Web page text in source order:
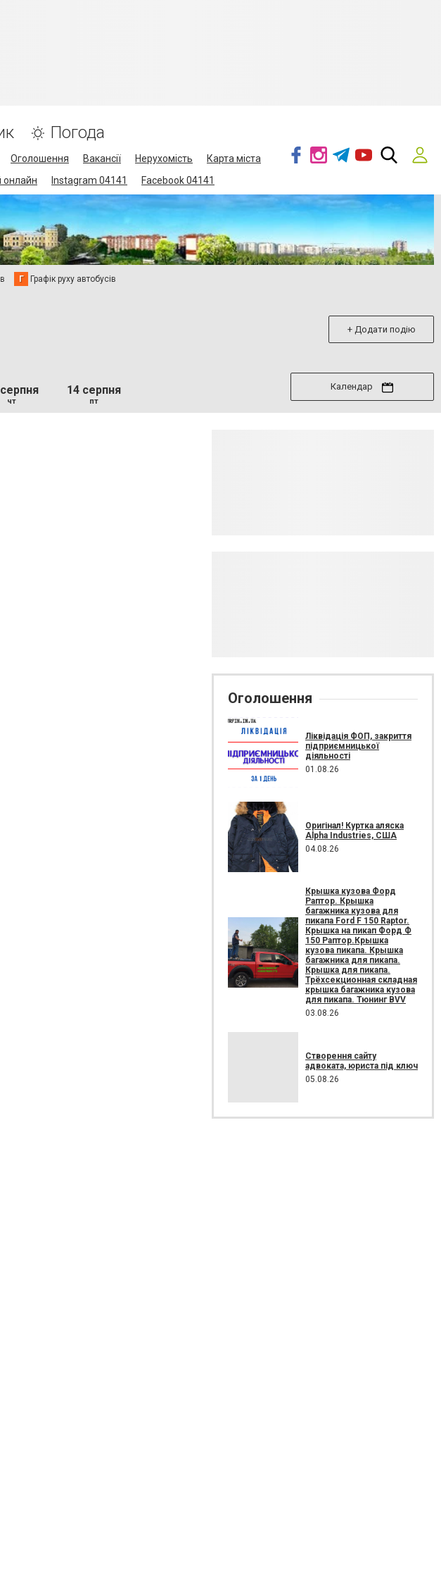
Погода
Оголошення Вакансії Нерухомість
Карта міста
онлайн Instagram 04141 Facebook 04141
Г Графік руху автобусів
+ Додати подію
чт
14 серпня
пт
Календар
Оголошення
Ліквідація ФОП, закриття
підприємницької
діяльності
01.08.26
Оригінал! Куртка аляска
Alpha Industries, США
04.08.26
Крышка кузова Форд
Раптор. Крышка
багажника кузова для
пикапа Ford F 150 Raptor.
Крышка на пикап Форд Ф
150 Раптор.Крышка
кузова пикапа. Крышка
багажника для пикапа.
Крышка для пикапа.
Трёхсекционная складная
крышка багажника кузова
для пикапа. Тюнинг BVV
03.08.26
Створення сайту
адвоката, юриста під ключ
05.08.26